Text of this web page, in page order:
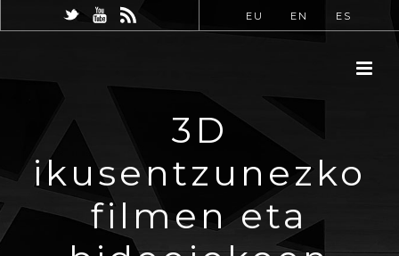
EU EN ES
3D
ikusentzunezko
filmen eta